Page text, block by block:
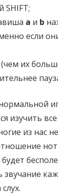
SHIFT;
a и b
если
(чем их
изучить
из нас
звучание